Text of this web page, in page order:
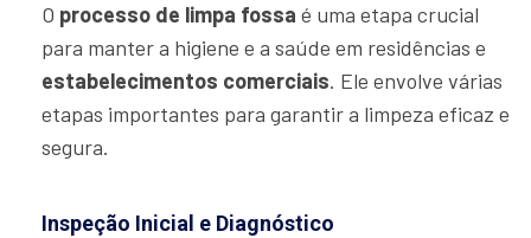
O processo de limpa fossa é uma etapa crucial
para manter a higiene e a saúde em residências e
estabelecimentos comerciais. Ele envolve várias
etapas importantes para garantir a limpeza eficaz e
segura.
Inspeção Inicial e Diagnóstico